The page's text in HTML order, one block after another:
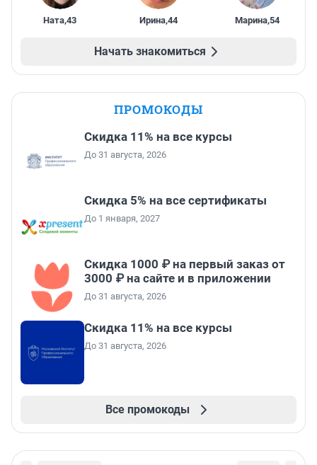
Ната,43 Ирина,44 Марина,54
Начать знакомиться
ПРОМОКОДЫ
Скидка 11% на все курсы
До 31 августа, 2026
Скидка 5% на все сертификаты
До 1 января, 2027
Скидка 1000 ₽ на первый заказ от
3000 ₽ на сайте и в приложении
До 31 августа, 2026
Скидка 11% на все курсы
До 31 августа, 2026
Все промокоды